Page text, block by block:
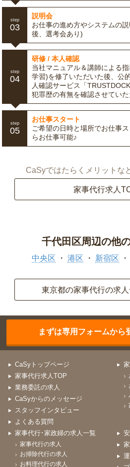
step
03
説明会
お仕事の進め方やシステムの
後、選考会あり)
step
04
研修 / 本人確認
当社マニュアル＆講師による
学習)を修了いただいた後、公
人確認サービス「
犯罪歴の有無を確認させていた
step
05
お仕事スタート
ご希望の日時と場所でお仕事
らお仕事可能♪
CaSyではたらくメリットな
家事代行求人
千代田区周辺の他
中央区 港区 新宿区
東京都の家事代行の求
まずは専用フォームから
CaSyトップページ
家事代行求人TOP
業務委託の求人
CaSyからのメッセージ
スタッフインタビュー
よくある質問
家事代行･家政婦の求人一覧
家事代行の求人
お掃除代行の求人
お料理代行の求人